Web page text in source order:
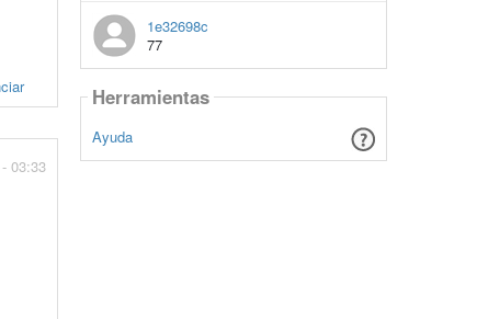
03:33
1e32698c
77
Herramientas
Ayuda